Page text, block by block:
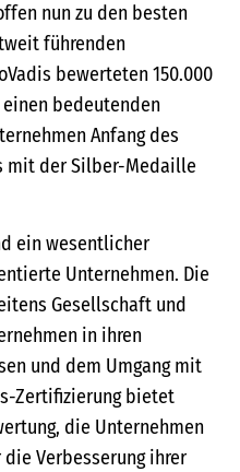
nun zu den besten
führenden
bewerteten 150.000
bedeutenden
Anfang des
mit der Silber-Medaille
ein wesentlicher
Unternehmen. Die
Gesellschaft und
in ihren
und dem Umgang mit
Zertifizierung bietet
die Unternehmen
Verbesserung ihrer